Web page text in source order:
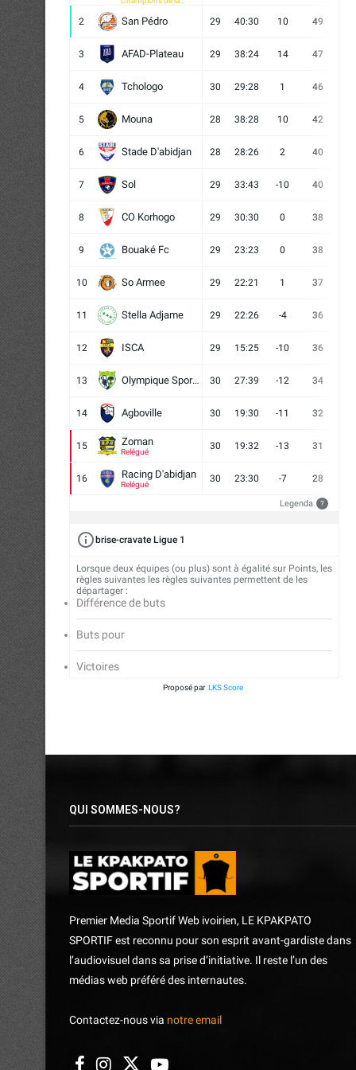
2 San Pédro 29 40:30 10 49
3 AFAD-Plateau 29 38:24 14 47
4 Tchologo 30 29:28 1 46
5 Mouna 28 38:28 10 42
6 Stade D'abidjan 28 28:26 2 40
7 Sol 29 33:43 -10 40
8 CO Korhogo 29 30:30 0 38
9 Bouaké Fc 29 23:23 0 38
10 So Armee 29 22:21 1 37
11 Stella Adjame 29 22:26 -4 36
12 ISCA 29 15:25 -10 36
13 Olympique Sport d'Abobo FC 30 27:39 -12 34
14 Agboville 30 19:30 -11 32
15 Zoman
Relégué
30 19:32 -13 31
16 Racing D'abidjan
Relégué
30 23:30 -7 28
Legenda ?
brise-cravate Ligue 1
Lorsque deux équipes (ou plus) sont à égalité sur Points, les
règles suivantes les règles suivantes permettent de les
départager :
Différence de buts
Buts pour
Victoires
Proposé par LKS Score
QUI SOMMES-NOUS?
Premier Media Sportif Web ivoirien, LE KPAKPATO
SPORTIF est reconnu pour son esprit avant-gardiste dans
l’audiovisuel dans sa prise d’initiative. Il reste l’un des
médias web préféré des internautes.
Contactez-nous via notre email